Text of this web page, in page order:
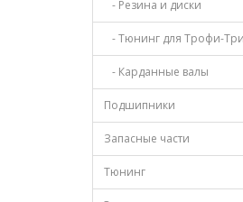
- Резина и диски
- Тюнинг для Трофи-
- Карданные валы
Подшипники
Запасные части
Тюнинг